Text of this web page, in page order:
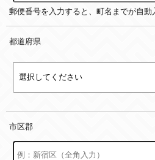
郵便番号を入力すると、町名までが自動
都道府県
市区郡